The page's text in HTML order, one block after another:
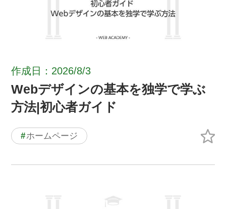
作成日：2026/8/3
Webデザインの基本を独学で学ぶ
方法|初心者ガイド
#ホームページ